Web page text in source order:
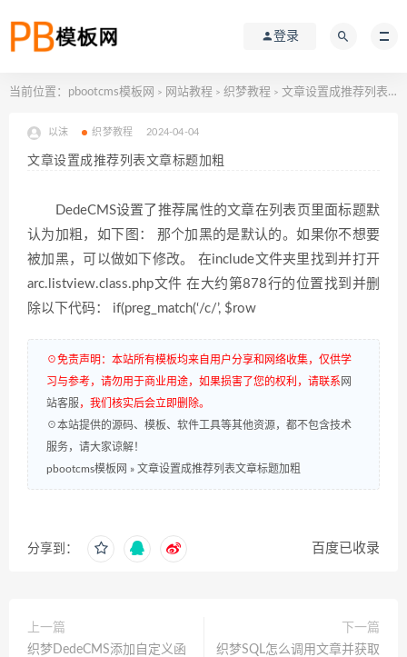
登录
当前位置： pbootcms模板网 > 网站教程 > 织梦教程 > 文章设置成推荐列表文章标题加粗
以沫 织梦教程 2024-04-04
文章设置成推荐列表文章标题加粗
DedeCMS设置了推荐属性的文章在列表页里面标题默
认为加粗，如下图： 那个加黑的是默认的。如果你不想要
被加黑，可以做如下修改。 在include文件夹里找到并打开
arc.listview.class.php文件 在大约第878行的位置找到并删
除以下代码： if(preg_match(‘/c/’, $row
☉免责声明：本站所有模板均来自用户分享和网络收集，仅供学
习与参考，请勿用于商业用途，如果损害了您的权利，请联系 网
站客服，我们核实后会立即删除。
☉本站提供的源码、模板、软件工具等其他资源，都不包含技术
服务，请大家谅解！
pbootcms模板网 » 文章设置成推荐列表文章标题加粗
分享到： 百度已收录
上一篇
织梦DedeCMS添加自定义函
下一篇
织梦SQL怎么调用文章并获取